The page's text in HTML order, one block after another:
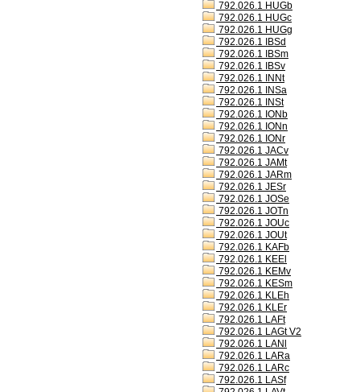
792.026.1 HUGb
792.026.1 HUGc
792.026.1 HUGg
792.026.1 IBSd
792.026.1 IBSm
792.026.1 IBSv
792.026.1 INNt
792.026.1 INSa
792.026.1 INSt
792.026.1 IONb
792.026.1 IONn
792.026.1 IONr
792.026.1 JACv
792.026.1 JAMt
792.026.1 JARm
792.026.1 JESr
792.026.1 JOSe
792.026.1 JOTn
792.026.1 JOUc
792.026.1 JOUt
792.026.1 KAFb
792.026.1 KEEl
792.026.1 KEMv
792.026.1 KESm
792.026.1 KLEh
792.026.1 KLEr
792.026.1 LAFt
792.026.1 LAGt V2
792.026.1 LANl
792.026.1 LARa
792.026.1 LARc
792.026.1 LASf